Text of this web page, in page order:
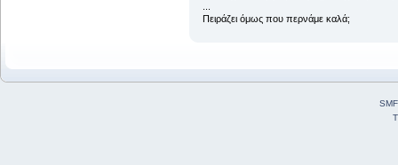
Πειράζει όμως που περνάμε καλά;